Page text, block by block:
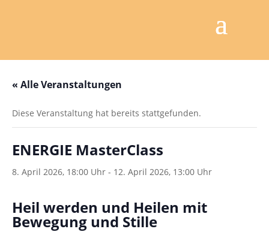
« Alle Veranstaltungen
Diese Veranstaltung hat bereits stattgefunden.
ENERGIE MasterClass
8. April 2026, 18:00 Uhr - 12. April 2026, 13:00 Uhr
Heil werden und Heilen mit
Bewegung und Stille